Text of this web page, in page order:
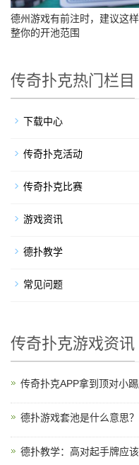
德州游戏有前注时，建议这
整你的开池范围
传奇扑克热门栏目
下载中心
传奇扑克活动
传奇扑克比赛
游戏资讯
德扑教学
常见问题
传奇扑克游戏资讯
传奇扑克APP拿到顶对小踢
德扑游戏套池是什么意思？
德扑教学：高对起手牌应该